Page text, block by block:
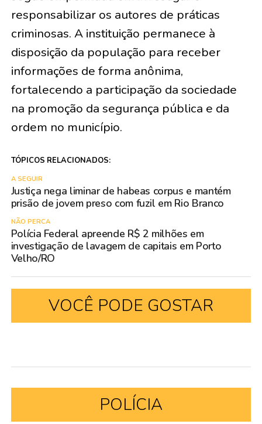
responsabilizar os autores de práticas
criminosas. A instituição permanece à
disposição da população para receber
informações de forma anônima,
fortalecendo a participação da sociedade
na promoção da segurança pública e da
ordem no município.
TÓPICOS RELACIONADOS:
A SEGUIR
Justiça nega liminar de habeas corpus e mantém
prisão de jovem preso com fuzil em Rio Branco
NÃO PERCA
Polícia Federal apreende R$ 2 milhões em
investigação de lavagem de capitais em Porto
Velho/RO
VOCÊ PODE GOSTAR
POLÍCIA